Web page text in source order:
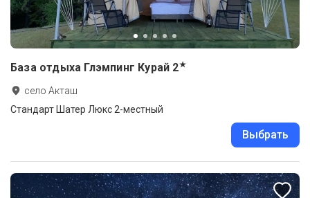
База отдыха Глэмпинг Курай 2★
село Акташ
Стандарт Шатер Люкс 2-местный
Выбрать